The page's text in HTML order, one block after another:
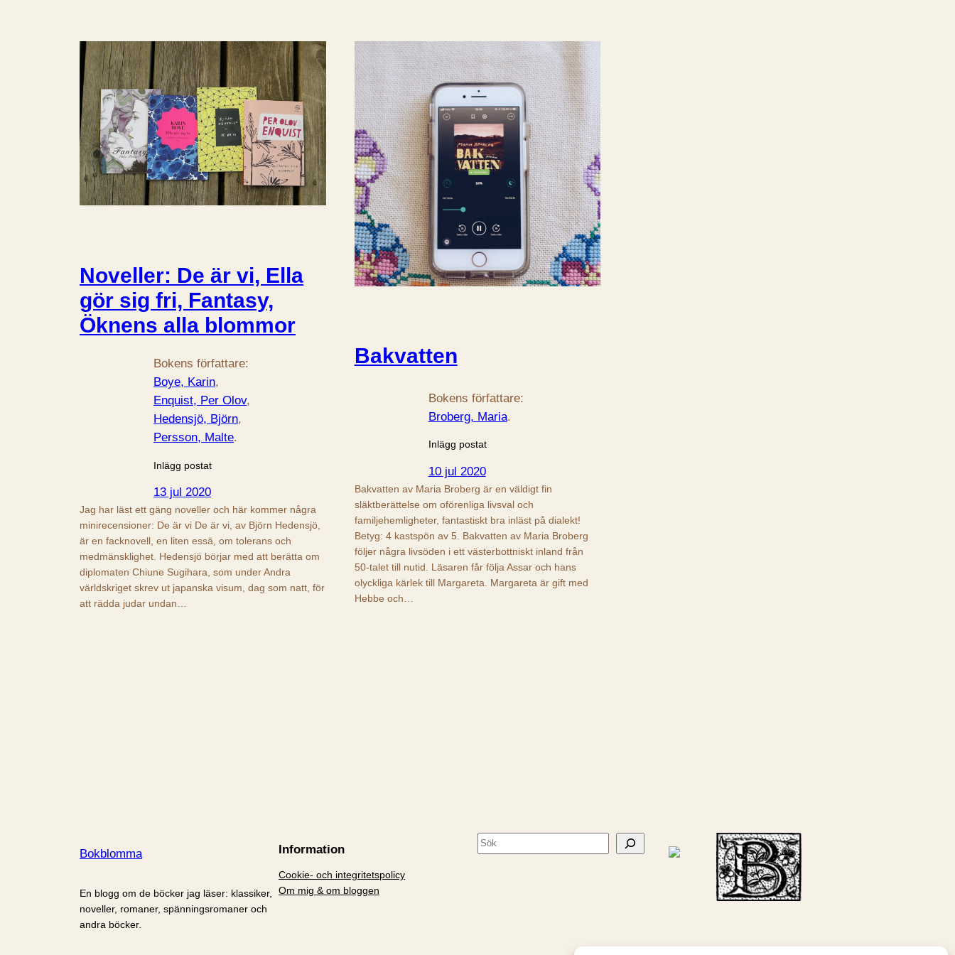
Noveller: De är vi, Ella
gör sig fri, Fantasy,
Öknens alla blommor
Bokens författare:
Boye, Karin
Enquist, Per Olov
Hedensjö, Björn
Persson, Malte.
Inlägg postat
13 jul 2020
Jag har läst ett gäng noveller och här kommer några
minirecensioner: De är vi De är vi, av Björn Hedensjö,
är en facknovell, en liten essä, om tolerans och
medmänsklighet. Hedensjö börjar med att berätta om
diplomaten Chiune Sugihara, som under Andra
världskriget skrev ut japanska visum, dag som natt, för
att rädda judar undan…
Bakvatten
Bokens författare:
Broberg, Maria.
Inlägg postat
10 jul 2020
Bakvatten av Maria Broberg är en väldigt fin
släktberättelse om oförenliga livsval och
familjehemligheter, fantastiskt bra inläst på dialekt!
Betyg: 4 kastspön av 5. Bakvatten av Maria Broberg
följer några livsöden i ett västerbottniskt inland från
50-talet till nutid. Läsaren får följa Assar och hans
olyckliga kärlek till Margareta. Margareta är gift med
Hebbe och…
Bokblomma
En blogg om de böcker jag läser: klassiker,
noveller, romaner, spänningsromaner och
andra böcker.
Information
Cookie- och integritetspolicy
Om mig & om bloggen
S